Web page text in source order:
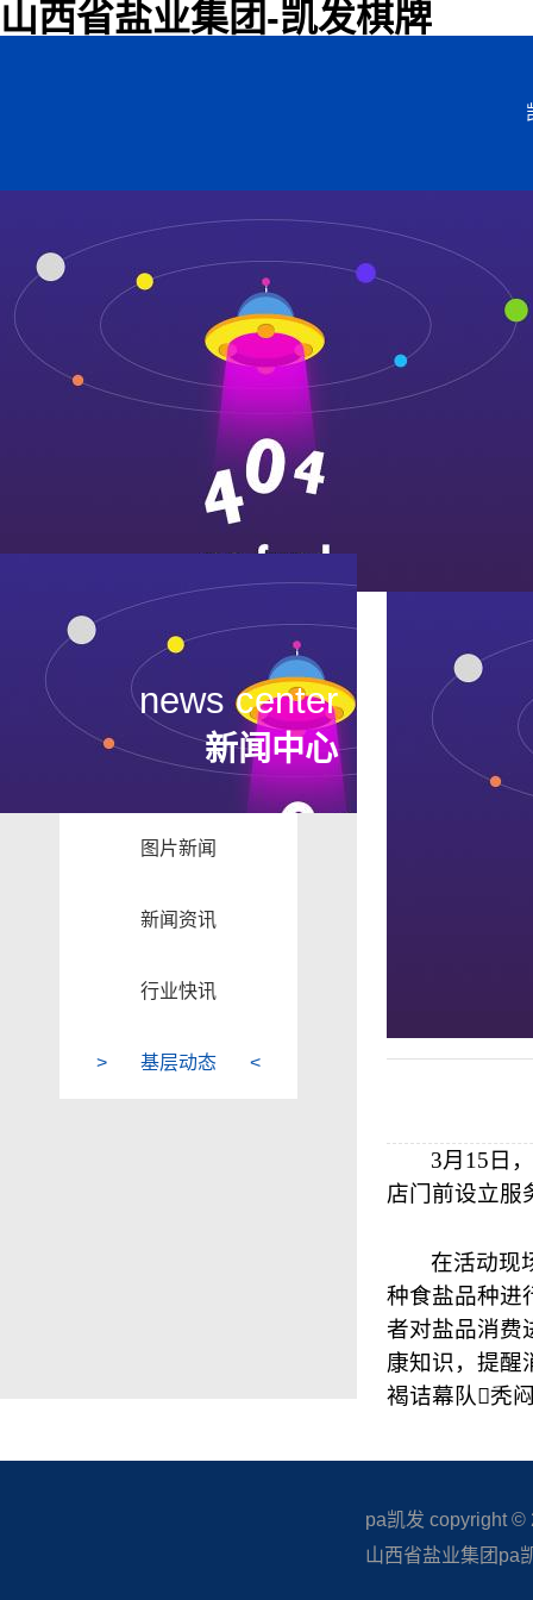
山西省盐业集团-凯发棋牌
news center
新闻中心
图片新闻
新闻资讯
行业快讯
基层动态
3月 15 日
店门前设立服
在活动现
种食盐品种进
者对盐品消费
康知识，提醒
褐诘幕队秃
pa凯发 copyright ©
山西省盐业集团pa